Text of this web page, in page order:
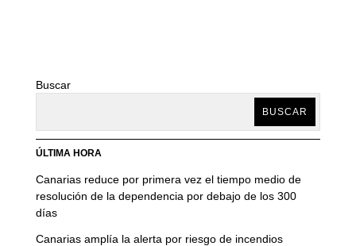
Buscar
BUSCAR
ÚLTIMA HORA
Canarias reduce por primera vez el tiempo medio de
resolución de la dependencia por debajo de los 300
días
Canarias amplía la alerta por riesgo de incendios